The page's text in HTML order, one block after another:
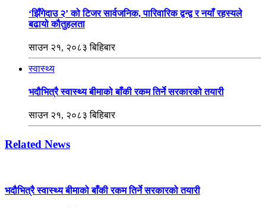
‘झिँगेदाउ २’ को टिजर सार्वजनिक, पारिवारिक द्वन्द्व र नयाँ रहस्यले
बढायो कौतुहलता
साउन २१, २०८३ बिहिबार
स्वास्थ्य
भदौभित्रै स्वास्थ्य बीमाको बाँकी रकम तिर्ने सरकारको तयारी
साउन २१, २०८३ बिहिबार
Related News
भदौभित्रै स्वास्थ्य बीमाको बाँकी रकम तिर्ने सरकारको तयारी